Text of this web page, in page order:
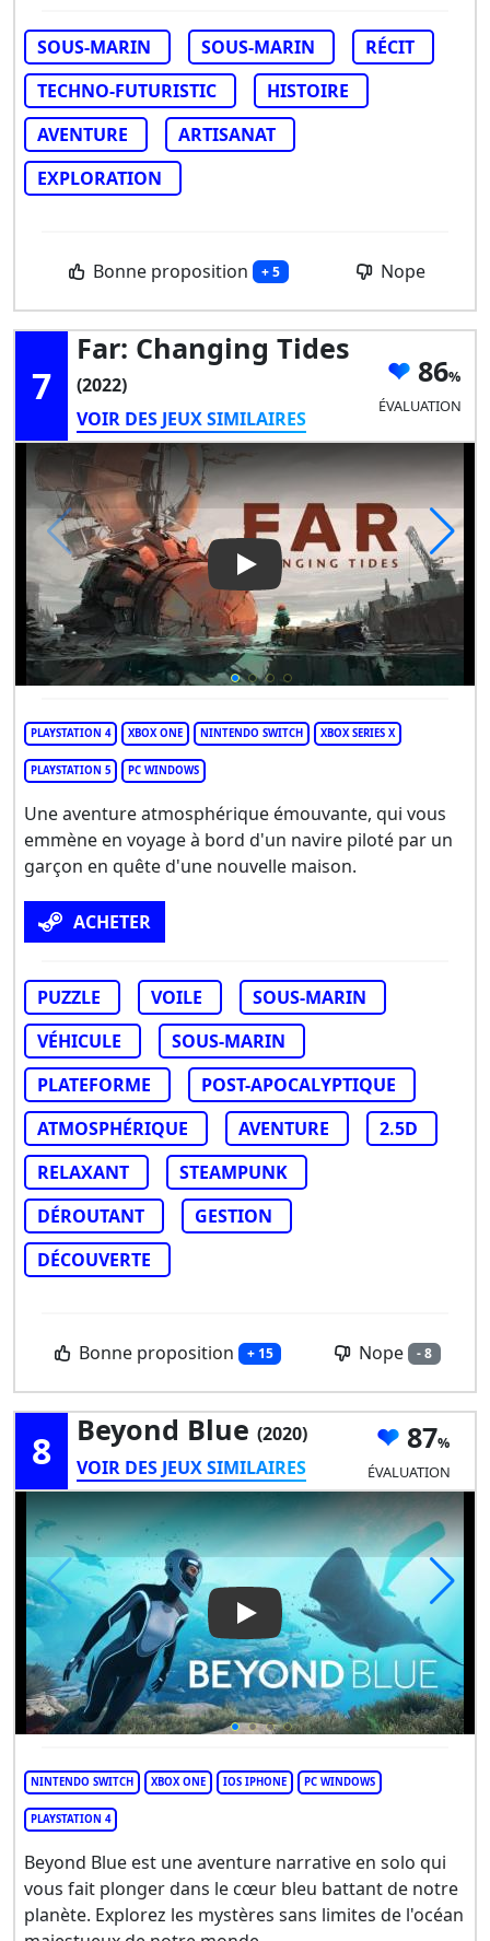
SOUS-MARIN SOUS-MARIN
RÉCIT
TECHNO-FUTURISTIC
HISTOIRE
AVENTURE
ARTISANAT
EXPLORATION
Bonne proposition + 5 Nope
7
Far: Changing Tides
(2022)
VOIR DES JEUX SIMILAIRES
86
ÉVALUATION
Play Video: Far: Changing
PLAYSTATION 4 XBOX ONE NINTENDO SWITCH XBOX SERIES X
PLAYSTATION 5 PC WINDOWS
Une aventure atmosphérique émouvante, qui vous
emmène en voyage à bord d'un navire piloté par un
garçon en quête d'une nouvelle maison.
ACHETER
PUZZLE VOILE
SOUS-MARIN
VÉHICULE
SOUS-MARIN
PLATEFORME
POST-APOCALYPTIQUE
ATMOSPHÉRIQUE
AVENTURE
2.5D
RELAXANT
STEAMPUNK
DÉROUTANT
GESTION
DÉCOUVERTE
Bonne proposition + 15 Nope - 8
8 Beyond Blue (2020)
VOIR DES JEUX SIMILAIRES
87
ÉVALUATION
Play Video: Beyond Blue
NINTENDO SWITCH XBOX ONE IOS IPHONE PC WINDOWS
PLAYSTATION 4
Beyond Blue est une aventure narrative en solo qui
vous fait plonger dans le cœur bleu battant de notre
planète. Explorez les mystères sans limites de l'océan